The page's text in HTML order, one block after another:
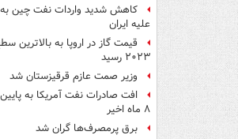
کاهش شدید واردات نفت چین
علیه ایران
قیمت گاز در اروپا به بالاترین
۲۰۲۳ رسید
وزیر صمت عازم قرقیزستان شد
افت صادرات نفت آمریکا به
۸ ماه اخیر
برق پرمصرف‌ها گران شد